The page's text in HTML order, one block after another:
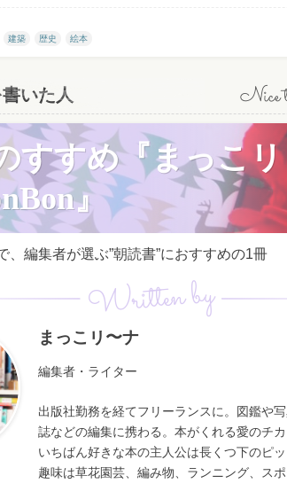
建築 歴史 絵本
いた人 Nice
すすめ『まっこ
』
、編集者が選ぶ”朝読書”におすすめの1冊
Written by
まっこリ〜ナ
編集者・ライター
出版社勤務を経てフリーランスに。図鑑や
誌などの編集に携わる。本がくれる愛のチカ
いちばん好きな本の主人公は長くつ下のピッ
趣味は草花園芸、編み物、ランニング、スポ